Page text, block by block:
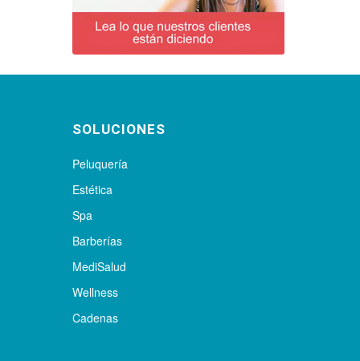
SOLUCIONES
Peluquería
Estética
Spa
Barberías
MediSalud
Wellness
Cadenas